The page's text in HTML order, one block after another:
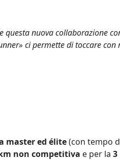
questa nuova collaborazione
ci permette di toccare
master ed élite(con tempo
non competitiva e per la 3